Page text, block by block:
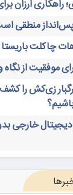
راهکاری ارزان
پس‌انداز منطقی
چاکلت
موفقیت از
زی‌کش را کشف
خارجی